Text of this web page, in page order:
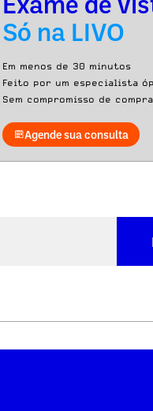
Só na LIVO
Em menos de 30 minutos
Feito por um especialista
Sem compromisso de compra
Agende sua consulta